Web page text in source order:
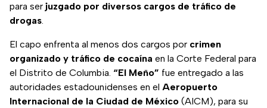
para ser juzgado por diversos cargos de tráfico de
drogas.
El capo enfrenta al menos dos cargos por crimen
organizado y tráfico de cocaína en la Corte Federal para
el Distrito de Columbia. “El Meño” fue entregado a las
autoridades estadounidenses en el Aeropuerto
Internacional de la Ciudad de México (AICM), para su